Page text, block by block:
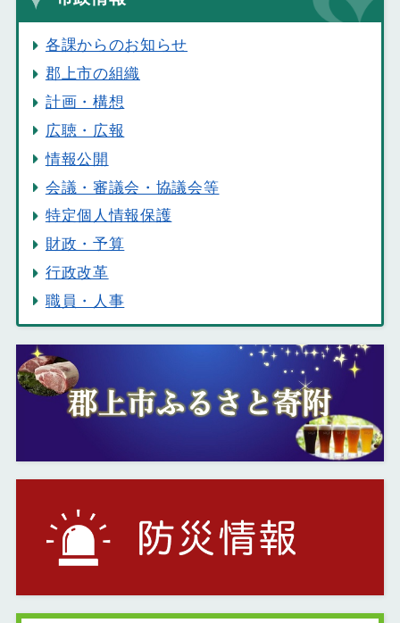
各課からのお知らせ
郡上市の組織
計画・構想
広聴・広報
情報公開
会議・審議会・協議会等
特定個人情報保護
財政・予算
行政改革
職員・人事